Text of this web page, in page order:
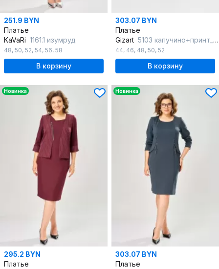
251.9 BYN
Платье
KaVaRi 1161.1 изумруд
48, 50, 52, 54, 56, 58
В корзину
303.07 BYN
Платье
Gizart 5103 капучино+принт_цветы
44, 46, 48, 50, 52
В корзину
Новинка
295.2 BYN
Платье
Новинка
303.07 BYN
Платье